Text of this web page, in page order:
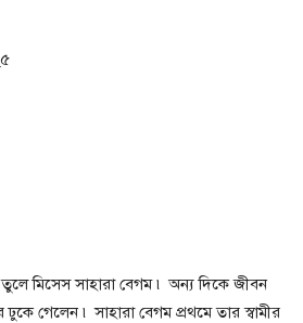
মিসেস সাহারা বেগম ৷ অন্য দিকে জীবন
গেলেন ৷ সাহারা বেগম প্রথমে তার স্বামীর